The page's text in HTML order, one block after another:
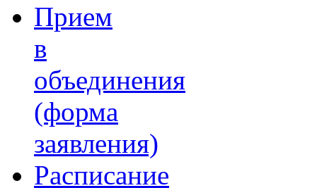
Прием
в
объединения
(форма
заявления)
Расписание